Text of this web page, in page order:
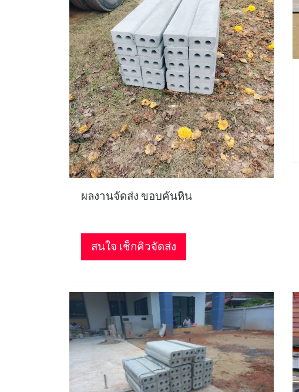
ผลงานจัดส่ง ขอบคันหิน
สนใจ เช็กคิวจัดส่ง